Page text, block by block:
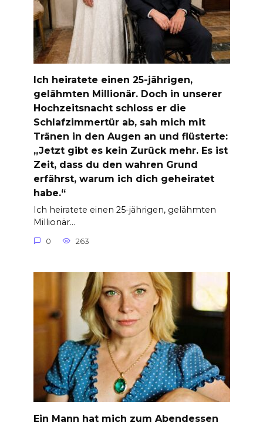
Ich heiratete einen 25-jährigen,
gelähmten Millionär. Doch in unserer
Hochzeitsnacht schloss er die
Schlafzimmertür ab, sah mich mit
Tränen in den Augen an und flüsterte:
„Jetzt gibt es kein Zurück mehr. Es ist
Zeit, dass du den wahren Grund
erfährst, warum ich dich geheiratet
habe.“
Ich heiratete einen 25-jährigen, gelähmten
Millionär…
0 263
Ein Mann hat mich zum Abendessen